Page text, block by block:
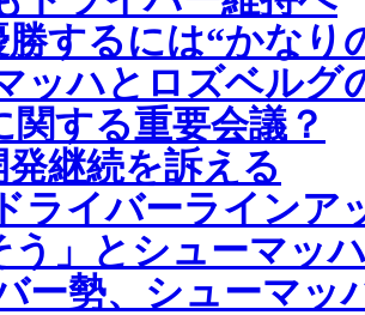
するには“かなり
ッハとロズベルグ
する重要会議？
継続を訴える
ライバーラインア
」とシューマッ
ー勢、シューマッ